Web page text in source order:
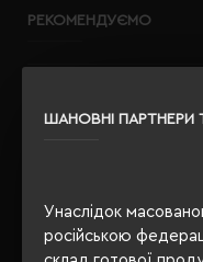
ШАНОВНІ ПАРТНЕРИ
Унаслідок
російською
РЕКОМЕНДУЄМО